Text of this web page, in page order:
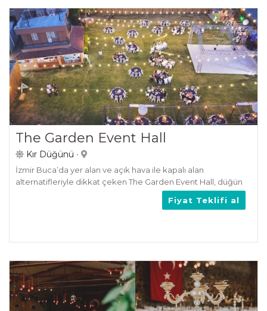
The Garden Event Hall
Kır Düğünü •
İzmir Buca’da yer alan ve açık hava ile kapalı alan
alternatifleriyle dikkat çeken The Garden Event Hall, düğün
mekanları arasında hayalinizdeki düğünü gerçekleştirmek
Fiyat Teklifi al